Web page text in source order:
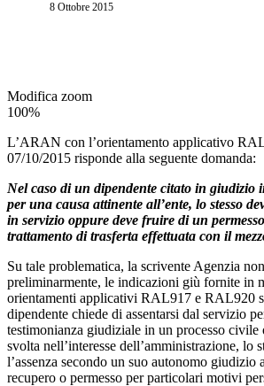
8 Ottobre 2015
Modifica zoom
100%
L’ARAN con l’orientamento applicativo
07/10/2015 risponde alla seguente domanda:
Nel caso di un dipendente citato in giudizio
per una causa attinente all’ente, lo stesso
in servizio oppure deve fruire di un
trattamento di trasferta effettuata con il
Su tale problematica, la scrivente Agenzia
preliminarmente, le indicazioni giù fornite in
orientamenti applicativi RAL917 e RAL920
dipendente chiede di assentarsi dal servizio
testimonianza giudiziale in un processo civile
svolta nell’interesse dell’amministrazione, lo
l’assenza secondo un suo autonomo giudizio
recupero o permesso per particolari motivi